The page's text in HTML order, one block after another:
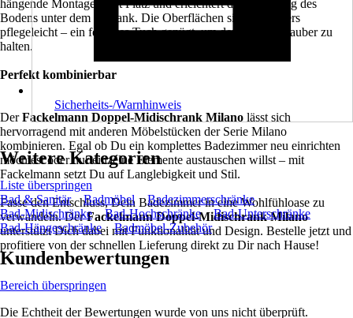
hängende Montage spart Platz und erleichtert die Reinigung des
Bodens unter dem Schrank. Die Oberflächen sind besonders
pflegeleicht – ein feuchtes Tuch genügt, um den Schrank sauber zu
halten.
Perfekt kombinierbar
DerFackelmann Doppel-Midischrank Milano lässt sich
hervorragend mit anderen Möbelstücken der Serie Milano
kombinieren. Egal ob Du ein komplettes Badezimmer neu einrichten
möchtest oder nur einzelne Elemente austauschen willst – mit
Fackelmann setzt Du auf Langlebigkeit und Stil.
Fasse den Entschluss, Dein Badezimmer in eine Wohlfühloase zu
verwandeln. DerFackelmann Doppel-Midischrank Milano
unterstützt Dich dabei mit Funktionalität und Design. Bestelle jetzt und
profitiere von der schnellen Lieferung direkt zu Dir nach Hause!
Sicherheits-/Warnhinweis
Weitere Kategorien
Liste überspringen
Bad & Sanitär
Badmöbel
Badezimmerschränke
Bad-Midischränke
Bad-Hochschränke
Bad-Unterschränke
Bad-Hängeschränke
Badmöbel-Zubehör
Kundenbewertungen
Bereich überspringen
Die Echtheit der Bewertungen wurde von uns nicht überprüft.